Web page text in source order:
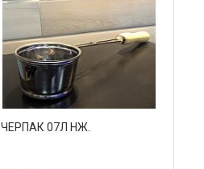
ЧЕРПАК 07Л НЖ.